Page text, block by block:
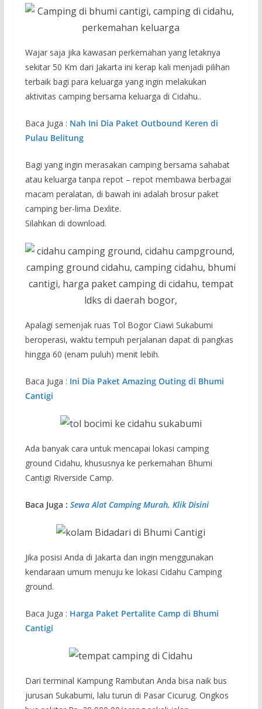
Wajar saja jika kawasan perkemahan yang letaknya
sekitar 50 Km dari Jakarta ini kerap kali menjadi pilihan
terbaik bagi para keluarga yang ingin melakukan
aktivitas camping bersama keluarga di Cidahu..
Baca Juga : Nah Ini Dia Paket Outbound Keren di
Pulau Belitung
Bagi yang ingin merasakan camping bersama sahabat
atau keluarga tanpa repot – repot membawa berbagai
macam peralatan, di bawah ini adalah brosur paket
camping ber-lima Dexlite.
Silahkan di download.
Apalagi semenjak ruas Tol Bogor Ciawi Sukabumi
beroperasi, waktu tempuh perjalanan dapat di pangkas
hingga 60 (enam puluh) menit lebih.
Baca Juga : Ini Dia Paket Amazing Outing di Bhumi
Cantigi
Ada banyak cara untuk mencapai lokasi camping
ground Cidahu, khususnya ke perkemahan Bhumi
Cantigi Riverside Camp.
Baca Juga : Sewa Alat Camping Murah, Klik Disini
Jika posisi Anda di Jakarta dan ingin menggunakan
kendaraan umum menuju ke lokasi Cidahu Camping
ground.
Baca Juga : Harga Paket Pertalite Camp di Bhumi
Cantigi
Dari terminal Kampung Rambutan Anda bisa naik bus
jurusan Sukabumi, lalu turun di Pasar Cicurug. Ongkos